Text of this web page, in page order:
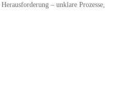
– unklare Prozesse,